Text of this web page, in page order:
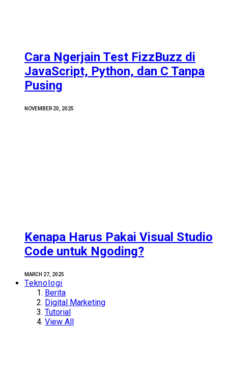
Cara Ngerjain Test FizzBuzz di
JavaScript, Python, dan C Tanpa
Pusing
NOVEMBER 20, 2025
Kenapa Harus Pakai Visual Studio
Code untuk Ngoding?
MARCH 27, 2025
Teknologi
Berita
Digital Marketing
Tutorial
View All